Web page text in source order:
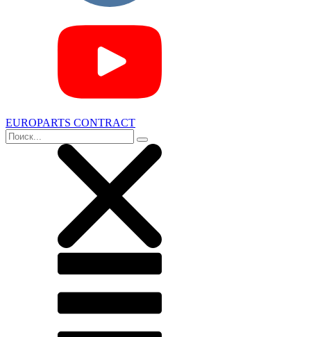
EUROPARTS CONTRACT